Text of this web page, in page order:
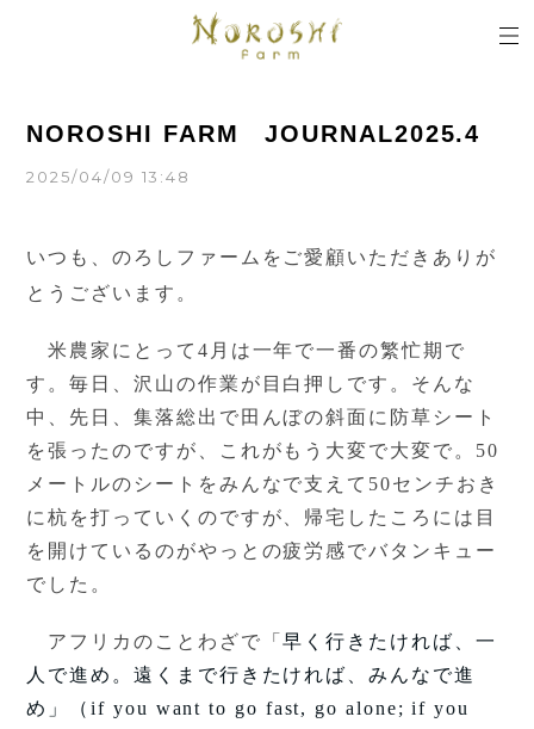
NOROSHI FARM JOURNAL2025.4
2025/04/09 13:48
いつも、のろしファームをご愛顧いただきありが
とうございます。
米農家にとって 4月は一年で一番の繁忙期で
す。毎日、沢山の作業が目白押しです。そんな
中、先日、集落総出で田んぼの斜面に防草シート
を張ったのですが、これがもう大変で大変で。50
メートルのシートをみんなで支えて50センチおき
に杭を打っていくのですが、帰宅したころには目
を開けているのがやっとの疲労感でバタンキュー
でした。
アフリカのことわざで「早く行きたければ、一
人で進め。遠くまで行きたければ、みんなで進
め」（if you want to go fast, go alone; if you